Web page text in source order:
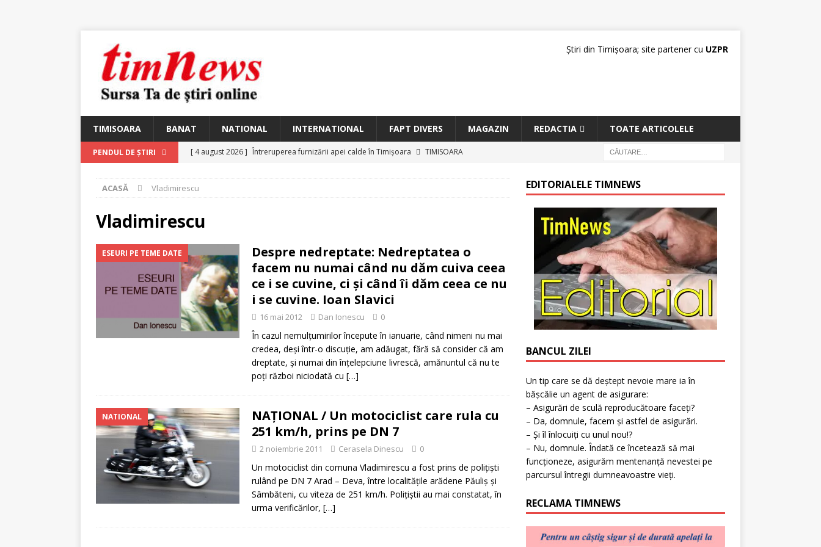
Știri din Timișoara; site partener cu UZPR
TIMISOARA BANAT NATIONAL INTERNATIONAL FAPT DIVERS MAGAZIN REDACTIA TOATE ARTICOLELE
PENDUL DE ȘTIRI [ 4 august 2026 ] Întreruperea furnizării apei calde în Timișoara
TIMISOARA
25 martie 1926 – fugit irreparabile tempus
Ungureanu, Constantin Flondor
MAGAZIN
[ 5 august 2026 ]
ACASĂ Vladimirescu
Vladimirescu
ESEURI PE TEME DATE
Despre nedreptate: Nedreptatea o
facem nu numai când nu dăm cuiva ceea
ce i se cuvine, ci și când îi dăm ceea ce nu
i se cuvine. Ioan Slavici
16 mai 2012 Dan Ionescu 0
În cazul nemulțumirilor începute în ianuarie, când nimeni nu mai
credea, deși într-o discuție, am adăugat, fără să consider că am
dreptate, și numai din înțelepciune livrescă, amănuntul că nu te
poți război niciodată cu […]
NATIONAL
NAŢIONAL / Un motociclist care rula cu
251 km/h, prins pe DN 7
2 noiembrie 2011 Cerasela Dinescu 0
Un motociclist din comuna Vladimirescu a fost prins de poliţişti
rulând pe DN 7 Arad – Deva, între localităţile arădene Păuliş şi
Sâmbăteni, cu viteza de 251 km/h. Poliţiştii au mai constatat, în
urma verificărilor, […]
EDITORIALELE TIMNEWS
BANCUL ZILEI
Un tip care se dă deștept nevoie mare ia în
bășcălie un agent de asigurare:
– Asigurări de sculă reproducătoare faceți?
– Da, domnule, facem și astfel de asigurări.
– Și îl înlocuiți cu unul nou!?
– Nu, domnule. Îndată ce încetează să mai
funcționeze, asigurăm mentenanță nevestei pe
parcursul întregii dumneavoastre vieți.
RECLAMA TIMNEWS